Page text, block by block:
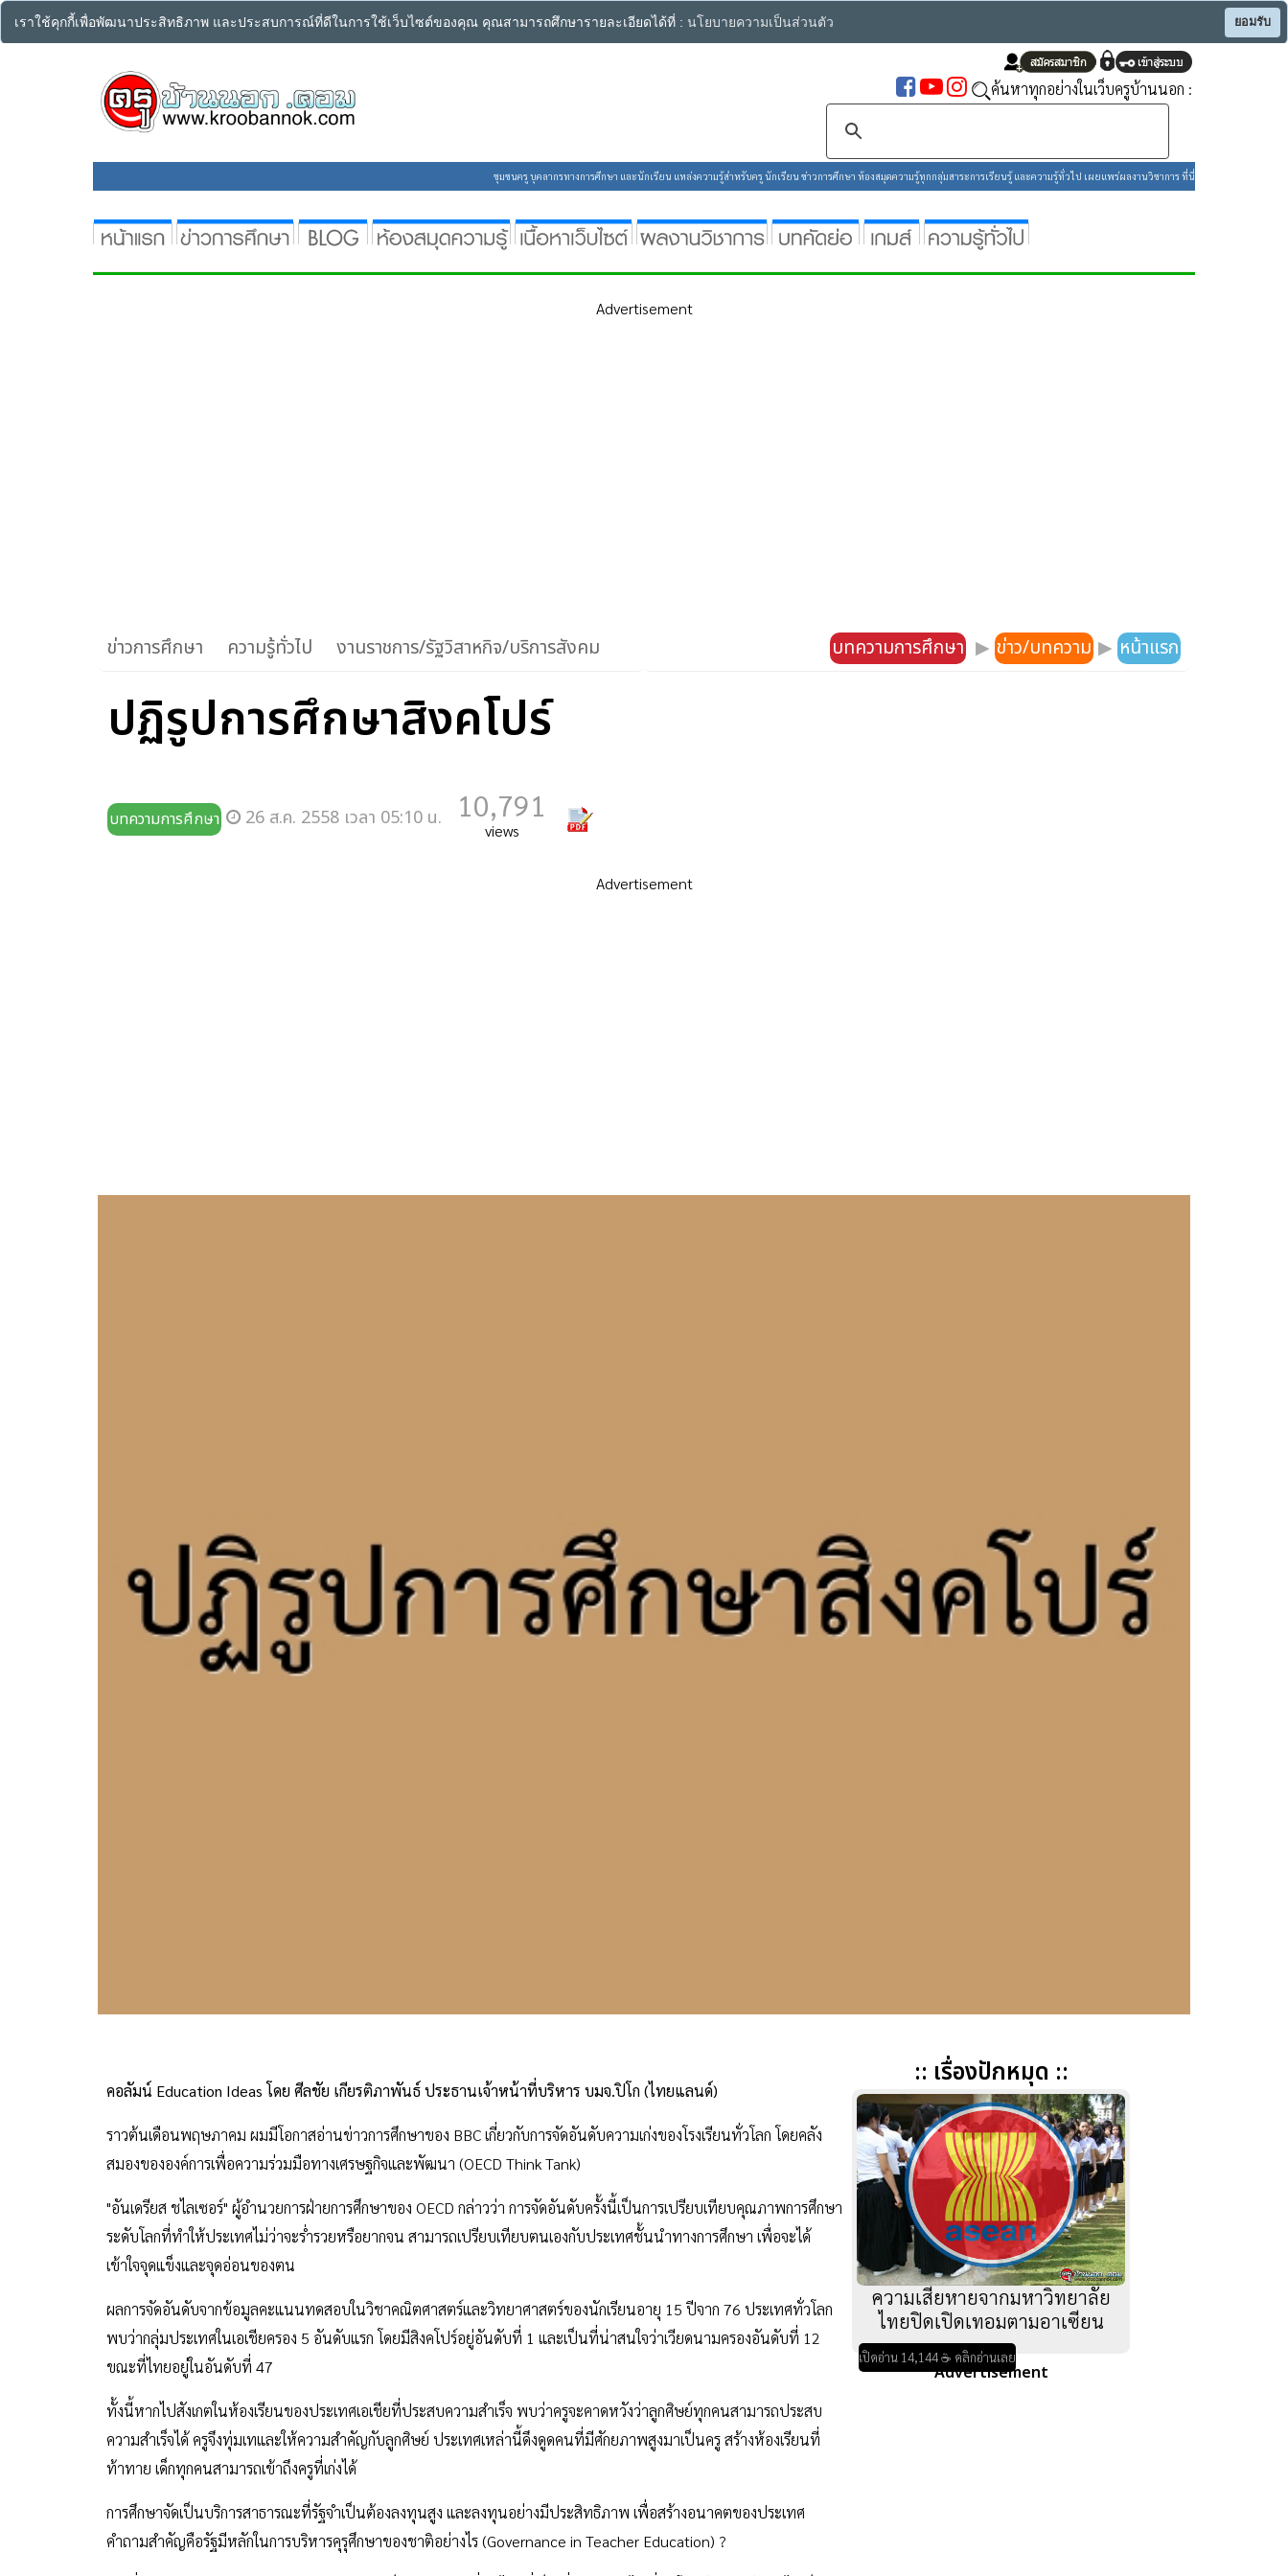
เราใช้คุกกี้เพื่อพัฒนาประสิทธิภาพ และประสบการณ์ที่ดีในการใช้เว็บไซต์ของคุณ คุณสามารถศึกษารายละเอียดได้ที่ : นโยบายความเป็นส่วนตัว ยอมรับ
ค้นหาทุกอย่างในเว็บครูบ้านนอก :
ชุมชนครู บุคลากรทางการศึกษา และนักเรียน แหล่งความรู้สำหรับครู นักเรียน ข่าวการศึกษา ห้องสมุดความรู้ทุกกลุ่มสาระการเรียนรู้ และความรู้ทั่วไป เผยแพร่ผลงานวิชาการ ที่นี่
Advertisement
ข่าวการศึกษา ความรู้ทั่วไป งานราชการ/รัฐวิสาหกิจ/บริการสังคม บทความการศึกษา ▶ ข่าว/บทความ ▶ หน้าแรก
ปฏิรูปการศึกษาสิงคโปร์
บทความการศึกษา 26 ส.ค. 2558 เวลา 05:10 น. 10,791
views
Advertisement
คอลัมน์ Education Ideas โดย ศีลชัย เกียรติภาพันธ์ ประธานเจ้าหน้าที่บริหาร บมจ.ปิโก (ไทยแลนด์)
ราวต้นเดือนพฤษภาคม ผมมีโอกาสอ่านข่าวการศึกษาของ BBC เกี่ยวกับการจัดอันดับความเก่งของโรงเรียนทั่วโลก โดยคลัง
สมองขององค์การเพื่อความร่วมมือทางเศรษฐกิจและพัฒนา (OECD Think Tank)
"อันเดรียส ชไลเซอร์" ผู้อำนวยการฝ่ายการศึกษาของ OECD กล่าวว่า การจัดอันดับครั้งนี้เป็นการเปรียบเทียบคุณภาพการศึกษา
ระดับโลกที่ทำให้ประเทศไม่ว่าจะร่ำรวยหรือยากจน สามารถเปรียบเทียบตนเองกับประเทศชั้นนำทางการศึกษา เพื่อจะได้
เข้าใจจุดแข็งและจุดอ่อนของตน
ผลการจัดอันดับจากข้อมูลคะแนนทดสอบในวิชาคณิตศาสตร์และวิทยาศาสตร์ของนักเรียนอายุ 15 ปีจาก 76 ประเทศทั่วโลก
พบว่ากลุ่มประเทศในเอเชียครอง 5 อันดับแรก โดยมีสิงคโปร์อยู่อันดับที่ 1 และเป็นที่น่าสนใจว่าเวียดนามครองอันดับที่ 12
ขณะที่ไทยอยู่ในอันดับที่ 47
ทั้งนี้หากไปสังเกตในห้องเรียนของประเทศเอเชียที่ประสบความสำเร็จ พบว่าครูจะคาดหวังว่าลูกศิษย์ทุกคนสามารถประสบ
ความสำเร็จได้ ครูจึงทุ่มเทและให้ความสำคัญกับลูกศิษย์ ประเทศเหล่านี้ดึงดูดคนที่มีศักยภาพสูงมาเป็นครู สร้างห้องเรียนที่
ท้าทาย เด็กทุกคนสามารถเข้าถึงครูที่เก่งได้
การศึกษาจัดเป็นบริการสาธารณะที่รัฐจำเป็นต้องลงทุนสูง และลงทุนอย่างมีประสิทธิภาพ เพื่อสร้างอนาคตของประเทศ
คำถามสำคัญคือรัฐมีหลักในการบริหารคุรุศึกษาของชาติอย่างไร (Governance in Teacher Education) ?
:: เรื่องปักหมุด ::
ความเสียหายจากมหาวิทยาลัย
ไทยปิดเปิดเทอมตามอาเซียน
เปิดอ่าน 14,144 ☕ คลิกอ่านเลย
Advertisement